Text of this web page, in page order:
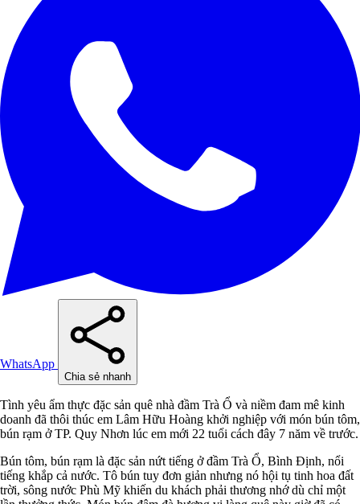
WhatsApp
Chia sẻ nhanh
Tình yêu ẩm thực đặc sản quê nhà đầm Trà Ổ và niềm đam mê kinh
doanh đã thôi thúc em Lâm Hữu Hoàng khởi nghiệp với món bún tôm,
bún rạm ở TP. Quy Nhơn lúc em mới 22 tuổi cách đây 7 năm về trước.
Bún tôm, bún rạm là đặc sản nứt tiếng ở đầm Trà Ổ, Bình Định, nổi
tiếng khắp cả nước. Tô bún tuy đơn giản nhưng nó hội tụ tinh hoa đất
trời, sông nước Phù Mỹ khiến du khách phải thương nhớ dù chỉ một